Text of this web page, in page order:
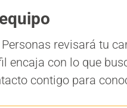
revisará tu
encaja con lo que
contigo para